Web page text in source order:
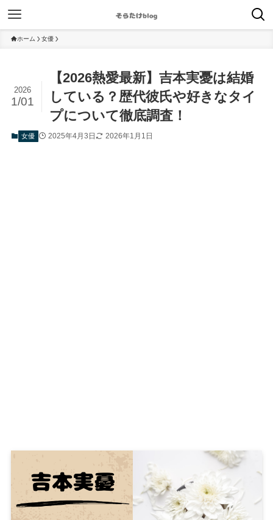
ホーム 女優
【2026熱愛最新】吉本実憂は結婚
している？歴代彼氏や好きなタイ
プについて徹底調査！
2026
1/01
女優 2025年4月3日 2026年1月1日